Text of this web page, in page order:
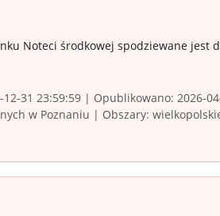
Noteci środkowej spodziewane jest
31 23:59:59 | Opublikowano: 2026-
w Poznaniu | Obszary: